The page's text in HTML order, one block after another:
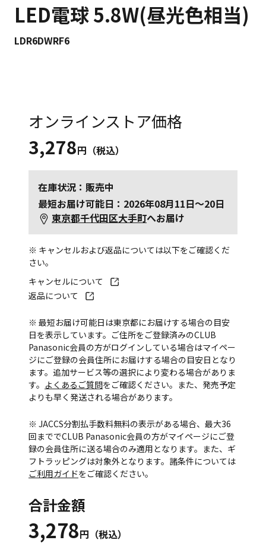
LED電球 5.8W(昼光色相当)
LDR6DWRF6
オンラインストア価格
3,278円（税込）
在庫状況：販売中
最短お届け可能日：2026年08月11日～20日
東京都千代田区大手町へお届け
※ キャンセルおよび返品については以下をご確認くだ
さい。
キャンセルについて
返品について
※ 最短お届け可能日は東京都にお届けする場合の目安
日を表示しています。ご住所をご登録済みのCLUB
Panasonic会員の方がログインしている場合はマイペー
ジにご登録の会員住所にお届けする場合の目安日となり
ます。追加サービス等の選択により変わる場合がありま
す。 よくあるご質問をご確認ください。また、発売予定
よりも早く発送される場合があります。
※ JACCS分割払手数料無料の表示がある場合、最大36
回まででCLUB Panasonic会員の方がマイページにご登
録の会員住所に送る場合のみ適用となります。また、ギ
フトラッピングは対象外となります。諸条件については
ご利用ガイドをご確認ください。
合計金額
3,278円（税込）